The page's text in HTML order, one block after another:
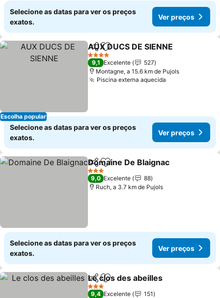
Selecione as datas para ver os preços
exatos.
Ver preços
Escolha popular
PartilharAdicionar aos favoritos
AUX DUCS DE SIENNE
4 Estrelas
9,1 Excelente
527
Montagne, a 15.6 km de Pujols
Piscina externa aquecida
Selecione as datas para ver os preços
exatos.
Ver preços
PartilharAdicionar aos favoritos
Domaine De Blaignac
3 Estrelas
9,0 Excelente
88
Ruch, a 3.7 km de Pujols
Selecione as datas para ver os preços
exatos.
Ver preços
PartilharAdicionar aos favoritos
Le clos des abeilles
3 Estrelas
9,4 Excelente
151